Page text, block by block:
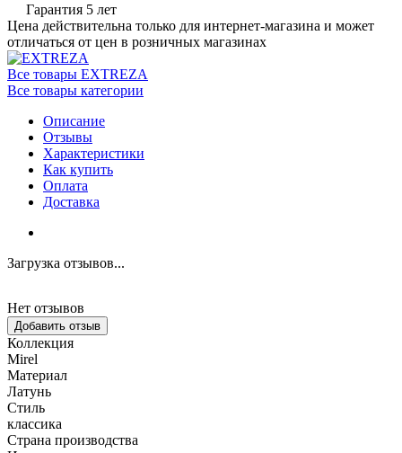
Гарантия 5 лет
Цена действительна только для интернет-магазина и может
отличаться от цен в розничных магазинах
Все товары EXTREZA
Все товары категории
Описание
Отзывы
Характеристики
Как купить
Оплата
Доставка
Загрузка отзывов...
Нет отзывов
Добавить отзыв
Коллекция
Mirel
Материал
Латунь
Стиль
классика
Страна производства